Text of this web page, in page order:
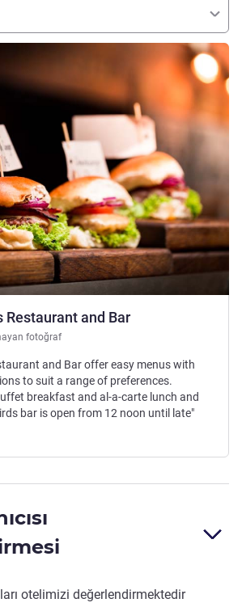
and Bar
fotoğraf
and Bar offer easy menus with
to suit a range of preferences.
breakfast and al-a-carte lunch and
bar is open from 12 noon until late"
otelimizi değerlendirmektedir